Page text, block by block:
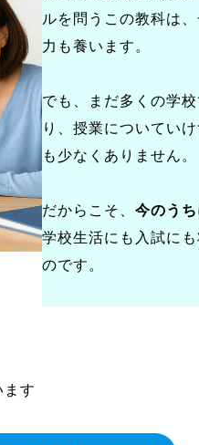
す
ルを問うこの教科は
力も養います。
でも、まだ多くの学
り、授業についてい
も少なくありません。
だからこそ、 今のう
学校生活にも入試に
のです。